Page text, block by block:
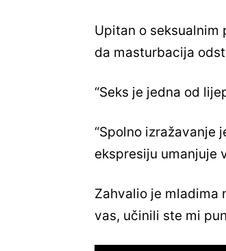
Upitan o seksualnim
da masturbacija
“Seks je jedna od
“Spolno izražavanje
ekspresiju umanjuje
Zahvalio je mladima
vas, učinili ste mi